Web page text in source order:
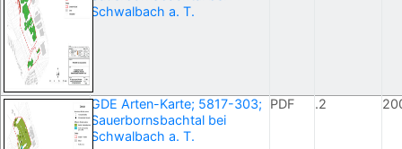
Schwalbach a. T.
GDE Arten-Karte; 5817-303;
Sauerbornsbachtal bei
Schwalbach a. T.
PDF .2